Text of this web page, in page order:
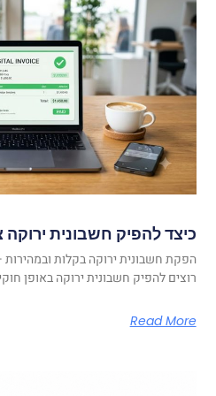
כיצד להפיק חשבונית
הפקת חשבונית ירוקה בקלות
רוצים להפיק חשבונית ירוקה באופן
Read More